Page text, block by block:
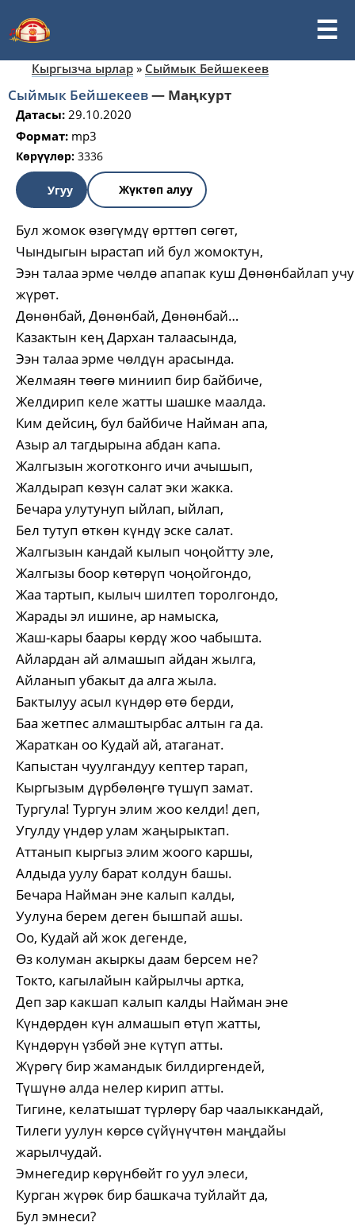
Кыргызча ырлар » Сыймык Бейшекеев
Сыймык Бейшекеев— Маңкурт
Датасы: 29.10.2020
Формат: mp3
Көрүүлөр: 3336
Угуу Жүктөп алуу
Бул жомок өзөгүмдү өрттөп сөгөт,
Чындыгын ырастап ий бул жомоктун,
Ээн талаа эрме чөлдө апапак куш Дөнөнбайлап
жүрөт.
Дөнөнбай, Дөнөнбай, Дөнөнбай…
Казактын кең Дархан талаасында,
Ээн талаа эрме чөлдүн арасында.
Желмаян төөгө миниип бир байбиче,
Желдирип келе жатты шашке маалда.
Ким дейсиң, бул байбиче Найман апа,
Азыр ал тагдырына абдан капа.
Жалгызын жоготконго ичи ачышып,
Жалдырап көзүн салат эки жакка.
Бечара улутунуп ыйлап, ыйлап,
Бел тутуп өткөн күндү эске салат.
Жалгызын кандай кылып чоңойтту эле,
Жалгызы боор көтөрүп чоңойгондо,
Жаа тартып, кылыч шилтеп торолгондо,
Жарады эл ишине, ар намыска,
Жаш-кары баары көрдү жоо чабышта.
Айлардан ай алмашып айдан жылга,
Айланып убакыт да алга жыла.
Бактылуу асыл күндөр өтө берди,
Баа жетпес алмаштырбас алтын га да.
Жараткан оо Кудай ай, атаганат.
Капыстан чуулгандуу кептер тарап,
Кыргызым дүрбөлөңгө түшүп замат.
Тургула! Тургун элим жоо келди! деп,
Угулду үндөр улам жаңырыктап.
Аттанып кыргыз элим жоого каршы,
Алдыда уулу барат колдун башы.
Бечара Найман эне калып калды,
Уулуна берем деген бышпай ашы.
Оо, Кудай ай жок дегенде,
Өз колуман акыркы даам берсем не?
Токто, кагылайын кайрылчы артка,
Деп зар какшап калып калды Найман эне
Күндөрдөн күн алмашып өтүп жатты,
Күндөрүн үзбөй эне күтүп атты.
Жүрөгү бир жамандык билдиргендей,
Түшүнө алда нелер кирип атты.
Тигине, келатышат түрлөрү бар чаалыккандай,
Тилеги уулун көрсө сүйүнүчтөн маңдайы
жарылчудай.
Эмнегедир көрүнбөйт го уул элеси,
Курган жүрөк бир башкача туйлайт да,
Бул эмнеси?